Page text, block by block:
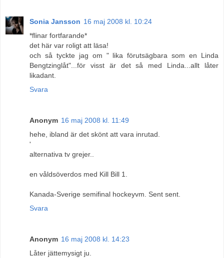
Sonia Jansson 16 maj 2008 kl. 10:24
*flinar fortfarande*
det här var roligt att läsa!
och så tyckte jag om " lika förutsägbara som en Linda
Bengtzinglåt"...för visst är det så med Linda...allt låter
likadant.
Svara
Anonym 16 maj 2008 kl. 11:49
hehe, ibland är det skönt att vara inrutad.
'
alternativa tv grejer..
en våldsöverdos med Kill Bill 1.
Kanada-Sverige semifinal hockeyvm. Sent sent.
Svara
Anonym 16 maj 2008 kl. 14:23
Låter jättemysigt ju.